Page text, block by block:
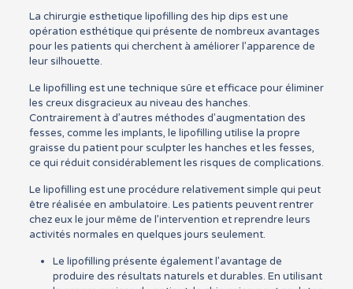
La chirurgie esthetique lipofilling des hip dips est une
opération esthétique qui présente de nombreux avantages
pour les patients qui cherchent à améliorer l’apparence de
leur silhouette.
Le lipofilling est une technique sûre et efficace pour éliminer
les creux disgracieux au niveau des hanches.
Contrairement à d’autres méthodes d’augmentation des
fesses, comme les implants, le lipofilling utilise la propre
graisse du patient pour sculpter les hanches et les fesses,
ce qui réduit considérablement les risques de complications.
Le lipofilling est une procédure relativement simple qui peut
être réalisée en ambulatoire. Les patients peuvent rentrer
chez eux le jour même de l’intervention et reprendre leurs
activités normales en quelques jours seulement.
Le lipofilling présente également l’avantage de
produire des résultats naturels et durables. En utilisant